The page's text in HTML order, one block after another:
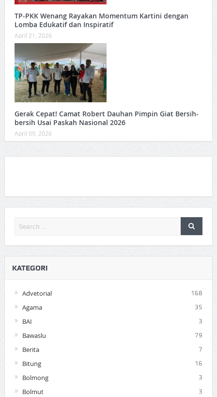
TP-PKK Wenang Rayakan Momentum Kartini dengan
Lomba Edukatif dan Inspiratif
April 21, 2026
Gerak Cepat! Camat Robert Dauhan Pimpin Giat Bersih-
bersih Usai Paskah Nasional 2026
April 09, 2026
KATEGORI
Advetorial 168
Agama 35
BAI 3
Bawaslu 79
Berita 7
Bitung 16
Bolmong 3
Bolmut 3